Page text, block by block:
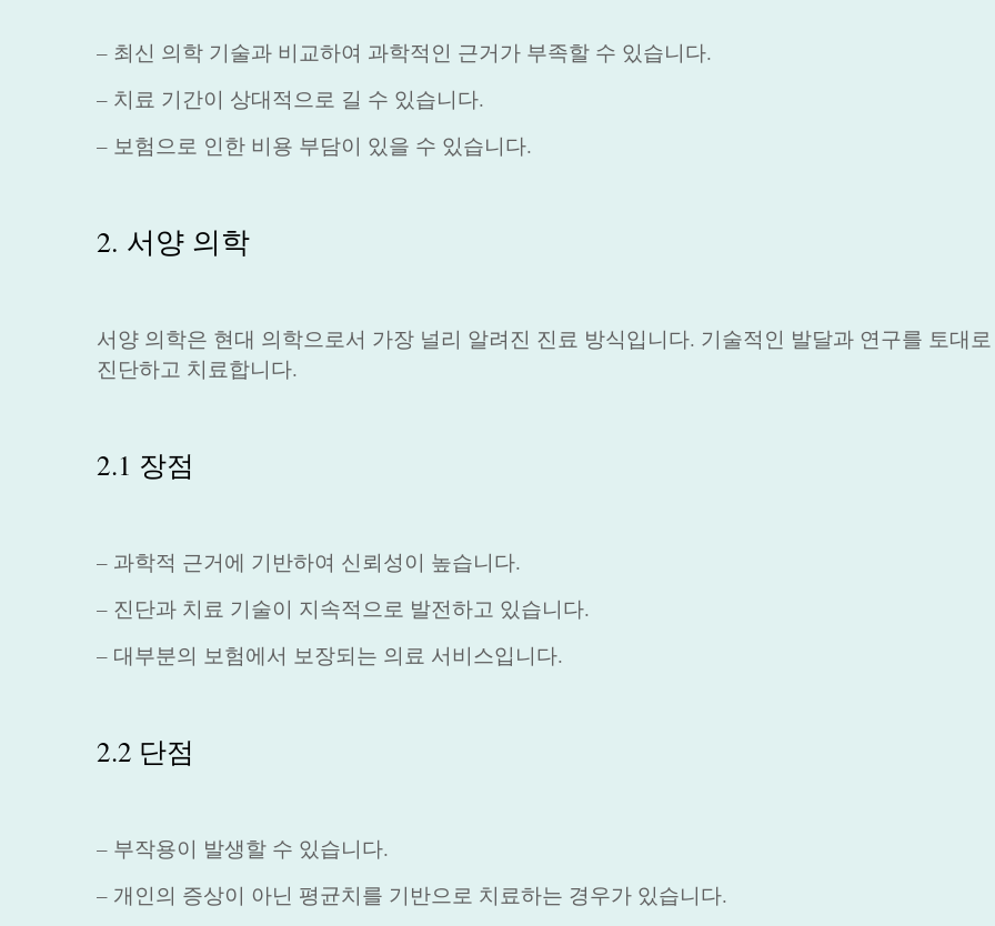
– 최신 의학 기술과 비교하여 과학적인 근거가 부족할 수 있습니다.
– 치료 기간이 상대적으로 길 수 있습니다.
– 보험으로 인한 비용 부담이 있을 수 있습니다.
2. 서양 의학
서양 의학은 현대 의학으로서 가장 널리 알려진 진료 방식입니다. 기술적인 발달과 연구를 토대
진단하고 치료합니다.
2.1 장점
– 과학적 근거에 기반하여 신뢰성이 높습니다.
– 진단과 치료 기술이 지속적으로 발전하고 있습니다.
– 대부분의 보험에서 보장되는 의료 서비스입니다.
2.2 단점
– 부작용이 발생할 수 있습니다.
– 개인의 증상이 아닌 평균치를 기반으로 치료하는 경우가 있습니다.